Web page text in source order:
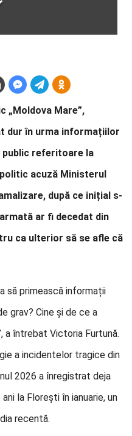
„Moldova Mare”,
dur în urma informațiilor
public referitoare la
acuză Ministerul
după ce inițial s-
ar fi decedat din
ca ulterior să se afle că
să primească informații
grav? Cine și de ce a
a întrebat Victoria Furtună.
a incidentelor tragice din
2026 a înregistrat deja
la Florești în ianuarie, un
recentă.